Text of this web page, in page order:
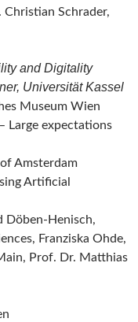
Christian Schrader,
and Digitality
Universität Kassel
Museum Wien
Large expectations
Amsterdam
Artificial
Döben-Henisch,
Franziska Ohde,
Prof. Dr. Matthias